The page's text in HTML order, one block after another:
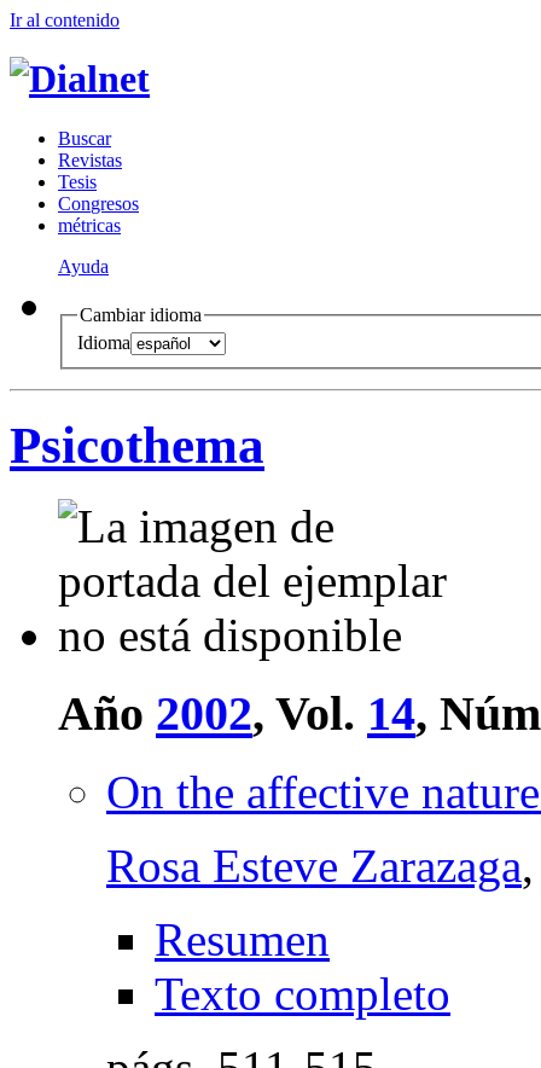
Ir al contenido
Buscar
Revistas
Tesis
Congresos
métricas
Ayuda
Cambiar idioma
Idioma
Psicothema
Año 2002, Vol. 14,
On the affective
Rosa Esteve Zarazaga
Resumen
Texto completo